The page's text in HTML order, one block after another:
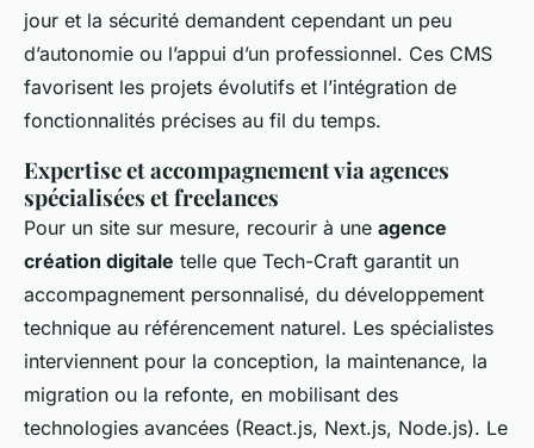
jour et la sécurité demandent cependant un peu
d’autonomie ou l’appui d’un professionnel. Ces CMS
favorisent les projets évolutifs et l’intégration de
fonctionnalités précises au fil du temps.
Expertise et accompagnement via agences
spécialisées et freelances
Pour un site sur mesure, recourir à une agence
création digitale telle que Tech-Craft garantit un
accompagnement personnalisé, du développement
technique au référencement naturel. Les spécialistes
interviennent pour la conception, la maintenance, la
migration ou la refonte, en mobilisant des
technologies avancées (React.js, Next.js, Node.js). Le